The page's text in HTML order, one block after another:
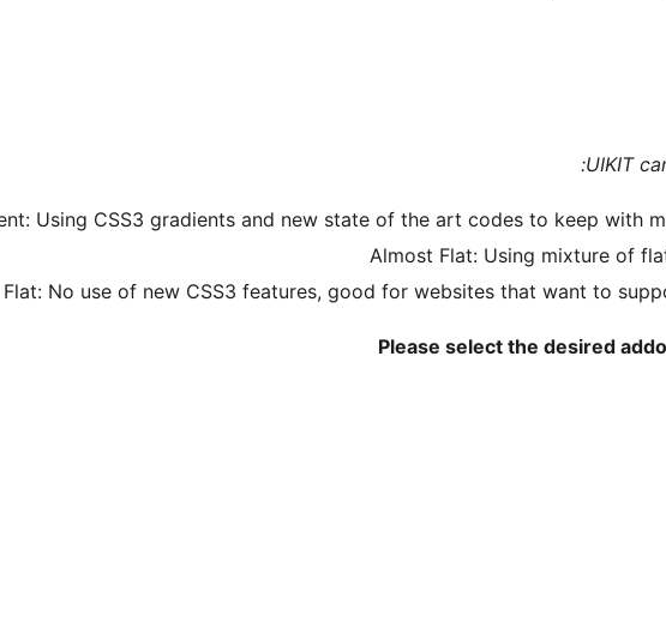
UIKIT
Using CSS3 gradients and new state of the art codes to keep with
Almost Flat: Using mixture of
Flat: No use of new CSS3 features, good for websites that want to
Please select the desired